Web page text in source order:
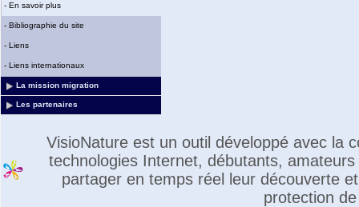
- En savoir plus
- Bibliographie du site
- Liens
- Liens internationaux
La mission migration
Les partenaires
VisioNature est un outil développé avec la
technologies Internet, débutants,
partager en temps réel leur découverte
protection